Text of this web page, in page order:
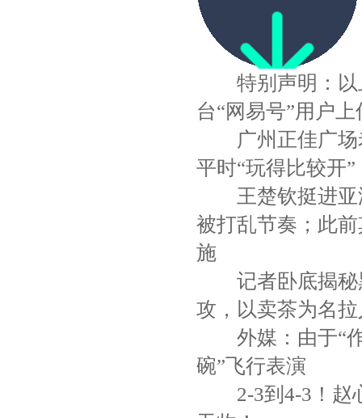
特别声明：以
台“网易号”用户
广州正佳广场
平时“玩得比较开”
王楚钦挺进亚
被打乱节奏；此
施
记者卧底揭秘
攻，以卖茶为名
外媒：由于“作
碗”飞行表演
2-3到4-3！赵心